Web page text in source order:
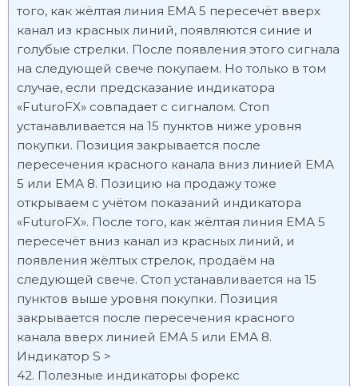
того, как жёлтая линия ЕМА 5 пересечёт вверх
канал из красных линий, появляются синие и
голубые стрелки. После появления этого сигнала
на следующей свече покупаем. Но только в том
случае, если предсказание индикатора
«FuturoFX» совпадает с сигналом. Стоп
устанавливается на 15 пунктов ниже уровня
покупки. Позиция закрывается после
пересечения красного канала вниз линией ЕМА
5 или ЕМА 8. Позицию на продажу тоже
открываем с учётом показаний индикатора
«FuturoFX». После того, как жёлтая линия ЕМА 5
пересечёт вниз канал из красных линий, и
появления жёлтых стрелок, продаём на
следующей свече. Стоп устанавливается на 15
пунктов выше уровня покупки. Позиция
закрывается после пересечения красного
канала вверх линией ЕМА 5 или ЕМА 8.
Индикатор S >
Полезные индикаторы форекс